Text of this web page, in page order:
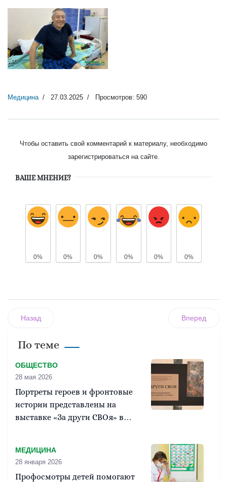
Нижний Тагил пациент
Медицина 27.03.2025 Просмотров: 590
Чтобы оставить свой комментарий к материалу, необходимо
зарегистрироваться на сайте.
ВАШЕ МНЕНИЕ?
0% 0% 0% 0% 0% 0%
Назад Вперед
По теме
ОБЩЕСТВО
28 мая 2026
Портреты героев и фронтовые
истории представлены на
выставке «За други СВОя» в
МЕДИЦИНА
28 января 2026
Профосмотры детей помогают